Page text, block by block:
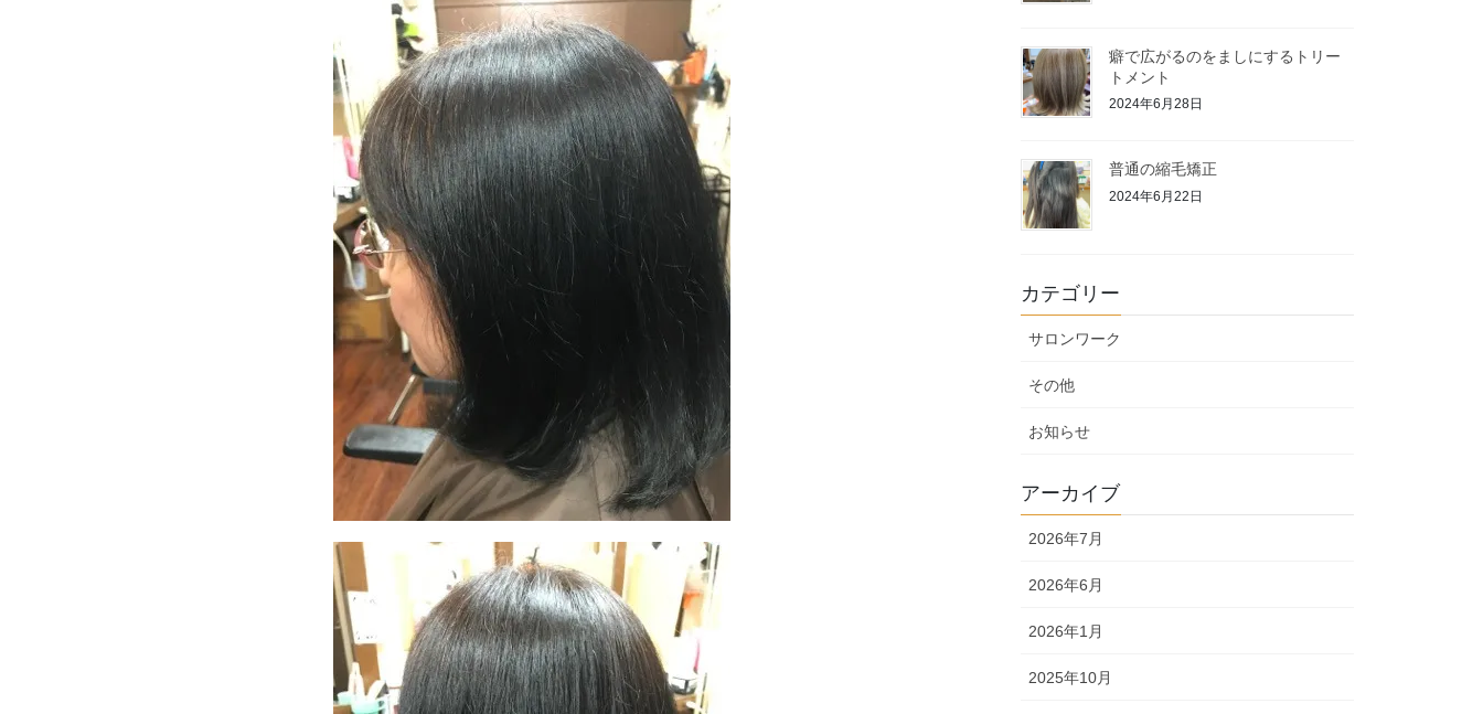
癖で広がるのをましにするトリー
トメント
2024年6月28日
普通の縮毛矯正
2024年6月22日
カテゴリー
サロンワーク
その他
お知らせ
アーカイブ
2026年7月
2026年6月
2026年1月
2025年10月